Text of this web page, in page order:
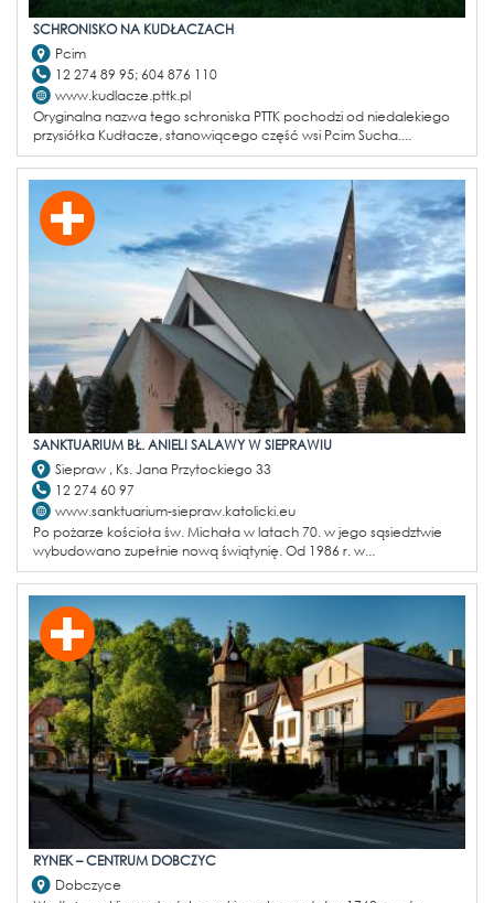
SCHRONISKO NA KUDŁACZACH
Pcim
12 274 89 95; 604 876 110
www.kudlacze.pttk.pl
Oryginalna nazwa tego schroniska PTTK pochodzi od niedalekiego
przysiółka Kudłacze, stanowiącego część wsi Pcim Sucha....
SANKTUARIUM BŁ. ANIELI SALAWY W SIEPRAWIU
Siepraw , Ks. Jana Przytockiego 33
12 274 60 97
www.sanktuarium-siepraw.katolicki.eu
Po pożarze kościoła św. Michała w latach 70. w jego sąsiedztwie
wybudowano zupełnie nową świątynię. Od 1986 r. w...
RYNEK – CENTRUM DOBCZYC
Dobczyce